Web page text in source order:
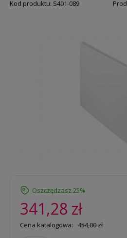
Kod produktu: S401-089
Oszczędzasz 25%
341,28 zł
Cena katalogowa: 454,00 zł